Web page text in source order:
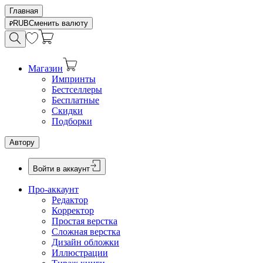
Главная
RUBСменить валюту
Магазин
Импринты
Бестселлеры
Бесплатные
Скидки
Подборки
Автору
Войти в аккаунт
Про-аккаунт
Редактор
Корректор
Простая верстка
Сложная верстка
Дизайн обложки
Иллюстрации